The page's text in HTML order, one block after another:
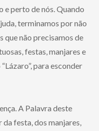
e perto de nós. Quando
terminamos por não
que não precisamos de
festas, manjares e
para esconder
A Palavra deste
festa, dos manjares,